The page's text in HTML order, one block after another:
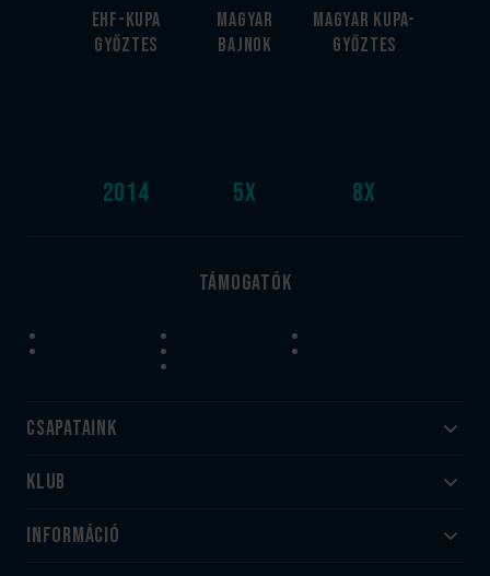
EHF-Kupa
győztes
2014
Magyar
bajnok
5x
Magyar kupa-
győztes
8x
Támogatók
Csapataink
Felnőtt
Utánpótlás
Klub
#HandballFamily
Információ